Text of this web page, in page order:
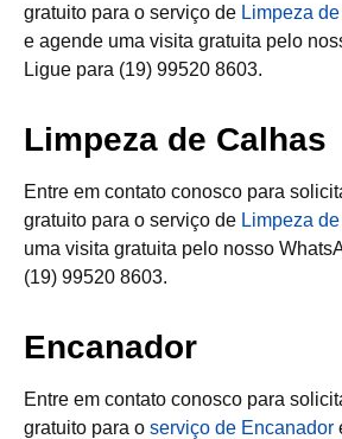
gratuito para o serviço de Limpeza
e agende uma visita gratuita pelo
Ligue para (19) 99520 8603.
Limpeza de Calhas
Entre em contato conosco para
gratuito para o serviço de Limpeza
uma visita gratuita pelo nosso
(19) 99520 8603.
Encanador
Entre em contato conosco para
gratuito para o serviço de Encanador